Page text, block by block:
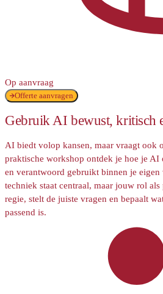
Op aanvraag
Offerte aanvragen
Gebruik AI bewust, kritisch
AI biedt volop kansen, maar vraagt ook
praktische workshop ontdek je hoe je AI
en verantwoord gebruikt binnen je
techniek staat centraal, maar jouw rol
regie, stelt de juiste vragen en bepaalt
passend is.